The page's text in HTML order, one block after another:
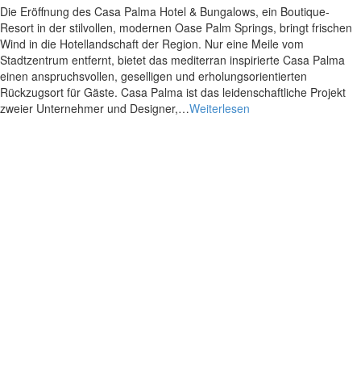
Die Eröffnung des Casa Palma Hotel & Bungalows, ein Boutique-
Resort in der stilvollen, modernen Oase Palm Springs, bringt frischen
Wind in die Hotellandschaft der Region. Nur eine Meile vom
Stadtzentrum entfernt, bietet das mediterran inspirierte Casa Palma
einen anspruchsvollen, geselligen und erholungsorientierten
Rückzugsort für Gäste. Casa Palma ist das leidenschaftliche Projekt
zweier Unternehmer und Designer,…Weiterlesen